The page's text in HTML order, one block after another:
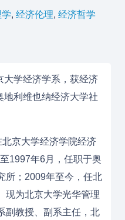
,经济伦理,经济哲学
大学经济学系，获经济
地利 维也纳经济大学社
京大学经济学院经济
1997年6月，任职于奥
所；2009年至今，任北
现为北京大学光华管理
副教授、副系主任，北